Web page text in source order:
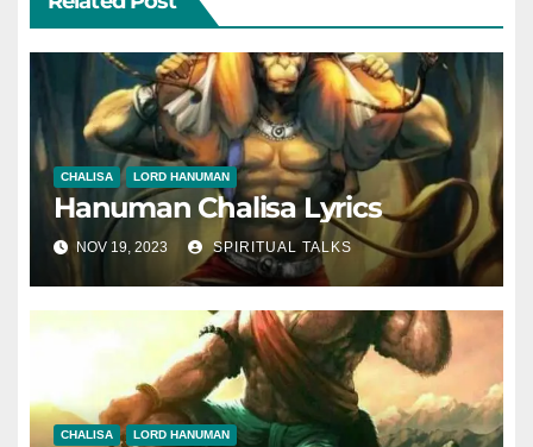
CHALISA LORD HANUMAN
Hanuman Chalisa Lyrics
NOV 19, 2023 SPIRITUAL TALKS
CHALISA LORD HANUMAN